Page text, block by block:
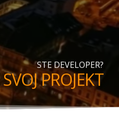
STE DEVELOPER?
PROJEKT